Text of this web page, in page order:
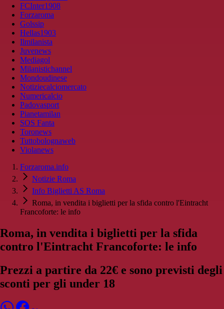
FCInter1908
Forzaroma
Golssip
Hellas1903
Ilmilanista
Juvenews
Mediagol
Milanistichannel
Mondoudinese
Notiziecalciomercato
Numericalcio
Padovasport
Pianetamilan
SOS Fanta
Toronews
Tuttobolognaweb
Violanews
Forzaroma.info
Notizie Roma
Info Biglietti AS Roma
Roma, in vendita i biglietti per la sfida contro l'Eintracht
Francoforte: le info
Roma, in vendita i biglietti per la sfida
contro l'Eintracht Francoforte: le info
Prezzi a partire da 22€ e sono previsti degli
sconti per gli under 18